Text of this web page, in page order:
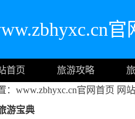
官
首页 旅游攻略
：www.zbhyxc.cn官网首页 网
游宝典